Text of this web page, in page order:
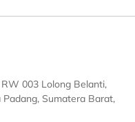
003 Lolong Belanti,
Sumatera Barat,